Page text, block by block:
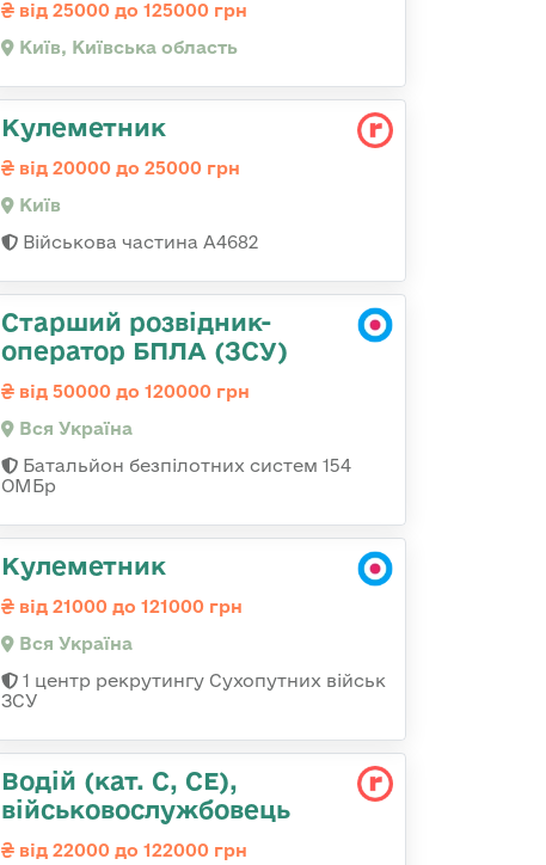
від 25000 до 125000 грн
Київ, Київська область
Кулеметник
від 20000 до 25000 грн
Київ
Військова частина А4682
Старший розвідник-
оператор БПЛА (ЗСУ)
від 50000 до 120000 грн
Вся Україна
Батальйон безпілотних систем 154
ОМБр
Кулеметник
від 21000 до 121000 грн
Вся Україна
1 центр рекрутингу Сухопутних військ
ЗСУ
Водій (кат. С, СЕ),
військовослужбовець
від 22000 до 122000 грн